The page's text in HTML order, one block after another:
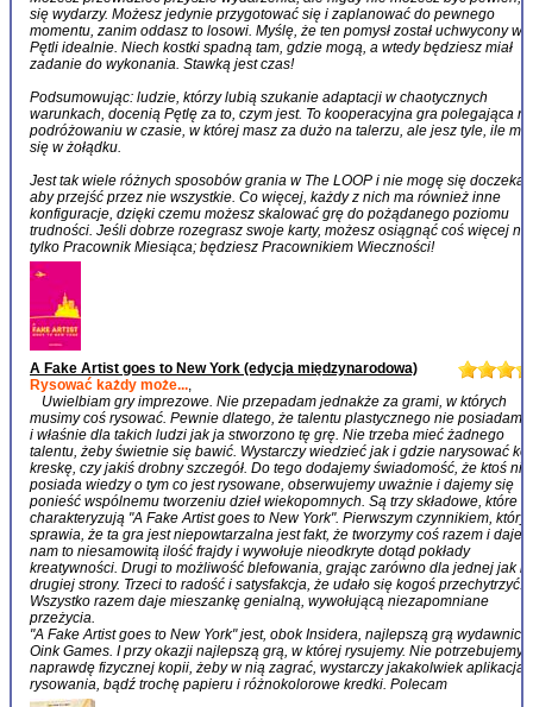
się wydarzy. Możesz jedynie przygotować się i zaplanować do pewnego
momentu, zanim oddasz to losowi. Myślę, że ten pomysł został uchwycony w
Pętli idealnie. Niech kostki spadną tam, gdzie mogą, a wtedy będziesz miał
zadanie do wykonania. Stawką jest czas!
Podsumowując: ludzie, którzy lubią szukanie adaptacji w chaotycznych
warunkach, docenią Pętlę za to, czym jest. To kooperacyjna gra polegająca na
podróżowaniu w czasie, w której masz za dużo na talerzu, ale jesz tyle, ile
się w żołądku.
Jest tak wiele różnych sposobów grania w The LOOP i nie mogę się
aby przejść przez nie wszystkie. Co więcej, każdy z nich ma również inne
konfiguracje, dzięki czemu możesz skalować grę do pożądanego poziomu
trudności. Jeśli dobrze rozegrasz swoje karty, możesz osiągnąć coś więcej niż
tylko Pracownik Miesiąca; będziesz Pracownikiem Wieczności!
A Fake Artist goes to New York (edycja międzynarodowa)
Rysować każdy może...,
Uwielbiam gry imprezowe. Nie przepadam jednakże za grami, w których
musimy coś rysować. Pewnie dlatego, że talentu plastycznego nie posiadam.
i właśnie dla takich ludzi jak ja stworzono tę grę. Nie trzeba mieć żadnego
talentu, żeby świetnie się bawić. Wystarczy wiedzieć jak i gdzie narysować
kreskę, czy jakiś drobny szczegół. Do tego dodajemy świadomość, że ktoś nie
posiada wiedzy o tym co jest rysowane, obserwujemy uważnie i dajemy się
ponieść wspólnemu tworzeniu dzieł wiekopomnych. Są trzy składowe, które
charakteryzują "A Fake Artist goes to New York". Pierwszym czynnikiem, który
sprawia, że ta gra jest niepowtarzalna jest fakt, że tworzymy coś razem i daje
nam to niesamowitą ilość frajdy i wywołuje nieodkryte dotąd pokłady
kreatywności. Drugi to możliwość blefowania, grając zarówno dla jednej jak i
drugiej strony. Trzeci to radość i satysfakcja, że udało się kogoś przechytrzyć.
Wszystko razem daje mieszankę genialną, wywołującą niezapomniane
przeżycia.
"A Fake Artist goes to New York" jest, obok Insidera, najlepszą grą
Oink Games. I przy okazji najlepszą grą, w której rysujemy. Nie potrzebujemy
naprawdę fizycznej kopii, żeby w nią zagrać, wystarczy jakakolwiek aplikacja
rysowania, bądź trochę papieru i różnokolorowe kredki. Polecam